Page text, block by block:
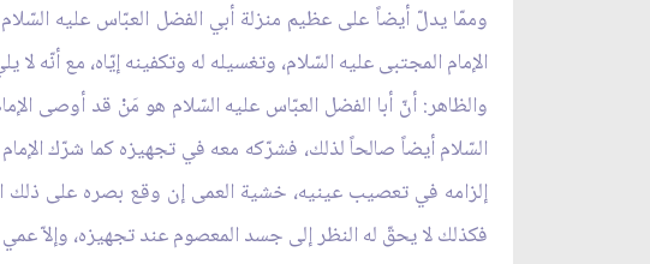
وممّا يدلّ أيضاً على عظيم منزلة أبي الفضل العبّاس عليه
الإمام المجتبى عليه السّلام، وتغسيله له وتكفينه إيّاه، مع
والظاهر: أنّ أبا الفضل العبّاس عليه السّلام هو مَنْ قد أوصى
السّلام أيضاً صالحاً لذلك، فشرّكه معه في تجهيزه كما شرّك
إلزامه في تعصيب عينيه، خشية العمى إن وقع بصره على ذلك
فكذلك لا يحقّ له النظر إلى جسد المعصوم عند تجهيزه، وإلاّ